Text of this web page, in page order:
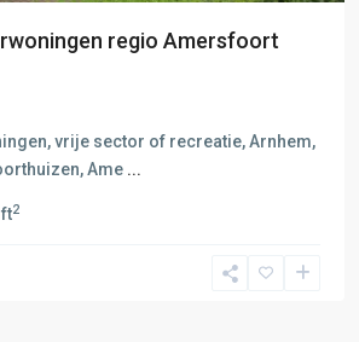
regio Amersfoort
vrije sector of recreatie, Arnhem,
Ame ...
2